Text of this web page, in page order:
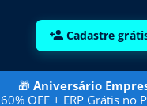
Cadastre
🎁 Aniversário
60% OFF + ERP Grátis no